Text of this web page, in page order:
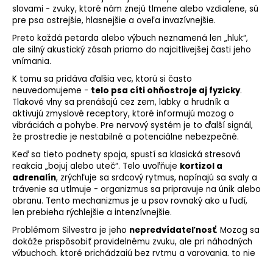
slovami - zvuky, ktoré nám znejú tlmene alebo vzdialene, sú
pre psa ostrejšie, hlasnejšie a oveľa invazívnejšie.
Preto každá petarda alebo výbuch neznamená len „hluk“,
ale silný akustický zásah priamo do najcitlivejšej časti jeho
vnímania.
K tomu sa pridáva ďalšia vec, ktorú si často
neuvedomujeme - telo psa cíti ohňostroje aj fyzicky.
Tlakové vlny sa prenášajú cez zem, labky a hrudník a
aktivujú zmyslové receptory, ktoré informujú mozog o
vibráciách a pohybe. Pre nervový systém je to ďalší signál,
že prostredie je nestabilné a potenciálne nebezpečné.
Keď sa tieto podnety spoja, spustí sa klasická stresová
reakcia „bojuj alebo uteč“. Telo uvoľňuje kortizol a
adrenalín, zrýchľuje sa srdcový rytmus, napínajú sa svaly a
trávenie sa utlmuje - organizmus sa pripravuje na únik alebo
obranu. Tento mechanizmus je u psov rovnaký ako u ľudí,
len prebieha rýchlejšie a intenzívnejšie.
Problémom Silvestra je jeho nepredvídateľnosť. Mozog sa
dokáže prispôsobiť pravidelnému zvuku, ale pri náhodných
výbuchoch, ktoré prichádzajú bez rytmu a varovania, to nie